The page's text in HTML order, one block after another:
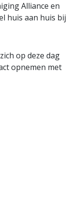
Alliance en
huis aan huis bij
op deze dag
opnemen met